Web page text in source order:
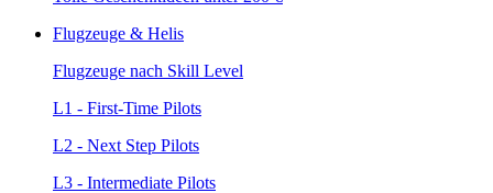
Flugzeuge & Helis
Flugzeuge nach Skill Level
L1 - First-Time Pilots
L2 - Next Step Pilots
L3 - Intermediate Pilots